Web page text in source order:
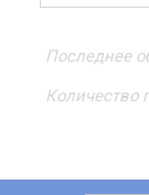
Последнее
Количество